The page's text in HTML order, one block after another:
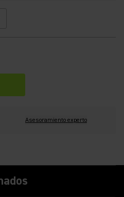
Asesoramiento experto